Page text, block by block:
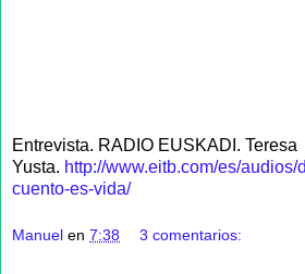
Entrevista. RADIO EUSKADI. Teresa
Yusta. http://www.eitb.com/es/
cuento-es-vida/
Manuel en 7:38 3 comentarios: